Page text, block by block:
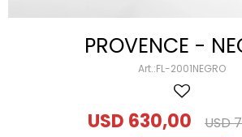
PROVENCE -
FL-2001NEGRO
USD 630,00 USD